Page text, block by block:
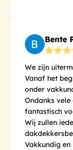
Bente
We zijn
Vanaf het
onder
Ondanks
fantastisch
Wij zullen
Vakkundig